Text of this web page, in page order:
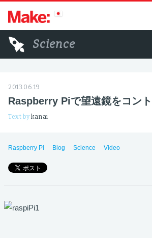
Science
2013.06.19
Raspberry Piで望遠鏡をコン
Text bykanai
Raspberry Pi Blog Science Video